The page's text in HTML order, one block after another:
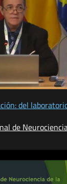
del
de